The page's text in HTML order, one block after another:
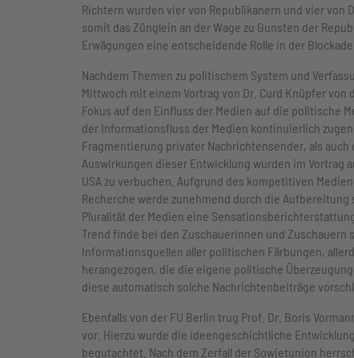
Richtern wurden vier von Republikanern und vier
somit das Zünglein an der Wage zu Gunsten der
Erwägungen eine entscheidende Rolle in der
Nachdem Themen zu politischem System und
Mittwoch mit einem Vortrag von Dr. Curd Knüpfer
Fokus auf den Einfluss der Medien auf die politische
der Informationsfluss der Medien kontinuierlich
Fragmentierung privater Nachrichtensender, als
Auswirkungen dieser Entwicklung wurden im Vortrag
USA zu verbuchen. Aufgrund des kompetitiven
Recherche werde zunehmend durch die
Pluralität der Medien eine
Trend finde bei den Zuschauerinnen und
Informationsquellen aller politischen Färbungen,
herangezogen, die die eigene politische
diese automatisch solche Nachrichtenbeiträge
Ebenfalls von der FU Berlin trug Prof. Dr. Boris
vor. Hierzu wurde die ideengeschichtliche
begutachtet. Nach dem Zerfall der Sowjetunion